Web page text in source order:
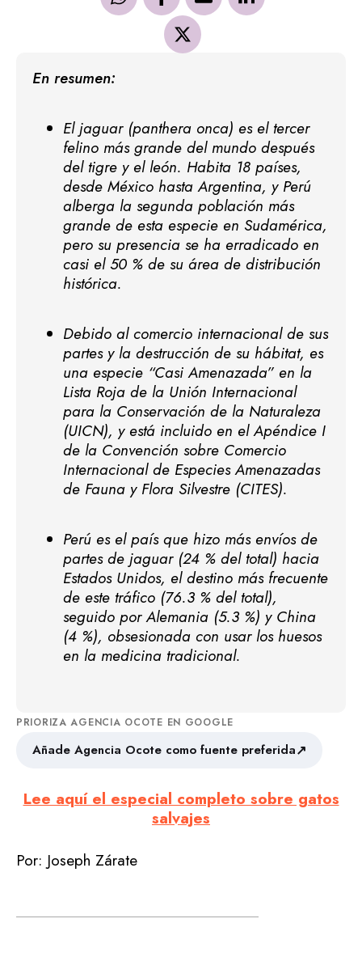
En resumen:
El jaguar (panthera onca) es el tercer
felino más grande del mundo después
del tigre y el león. Habita 18 países,
desde México hasta Argentina, y Perú
alberga la segunda población más
grande de esta especie en Sudamérica,
pero su presencia se ha erradicado en
casi el 50 % de su área de distribución
histórica.
Debido al comercio internacional de sus
partes y la destrucción de su hábitat, es
una especie “Casi Amenazada” en la
Lista Roja de la Unión Internacional
para la Conservación de la Naturaleza
(UICN), y está incluido en el Apéndice I
de la Convención sobre Comercio
Internacional de Especies Amenazadas
de Fauna y Flora Silvestre (CITES).
Perú es el país que hizo más envíos de
partes de jaguar (24 % del total) hacia
Estados Unidos, el destino más frecuente
de este tráfico (76.3 % del total),
seguido por Alemania (5.3 %) y China
(4 %), obsesionada con usar los huesos
en la medicina tradicional.
PRIORIZA AGENCIA OCOTE EN GOOGLE
Añade Agencia Ocote como fuente preferida↗
Lee aquí el especial completo sobre gatos
salvajes
Por: Joseph Zárate